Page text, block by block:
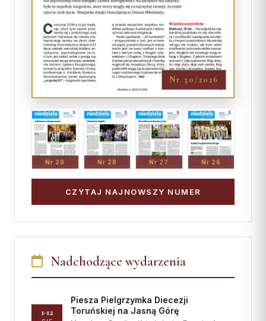
Nr 30/2026
Nr 29 Nr 28 Nr 27 Nr 26
CZYTAJ NAJNOWSZY NUMER
Nadchodzące wydarzenia
1-12
Piesza Pielgrzymka Diecezji
Toruńskiej na Jasną Górę